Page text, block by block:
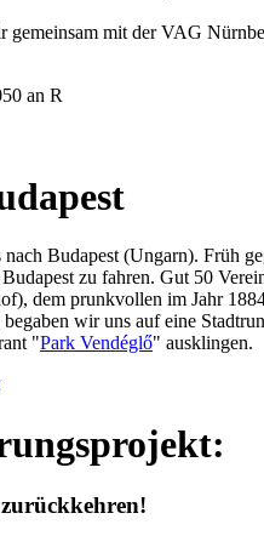
mit der VAG
Budapest (Ungarn). Früh
zu fahren. Gut 50
dem prunkvollen im Jahr
wir uns auf eine
"Park Vendéglő" ausklingen.